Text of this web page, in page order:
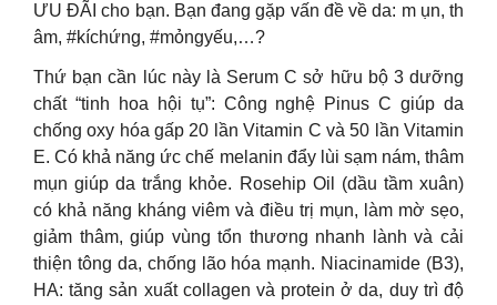
ƯU ĐÃI cho bạn. Bạn đang gặp vấn đề về da: m ụn, th
âm, #kíchứng, #mỏngyếu,…?
Thứ bạn cần lúc này là Serum C sở hữu bộ 3 dưỡng
chất “tinh hoa hội tụ”: Công nghệ Pinus C giúp da
chống oxy hóa gấp 20 lần Vitamin C và 50 lần Vitamin
E. Có khả năng ức chế melanin đẩy lùi sạm nám, thâm
mụn giúp da trắng khỏe. Rosehip Oil (dầu tầm xuân)
có khả năng kháng viêm và điều trị mụn, làm mờ sẹo,
giảm thâm, giúp vùng tổn thương nhanh lành và cải
thiện tông da, chống lão hóa mạnh. Niacinamide (B3),
HA: tăng sản xuất collagen và protein ở da, duy trì độ